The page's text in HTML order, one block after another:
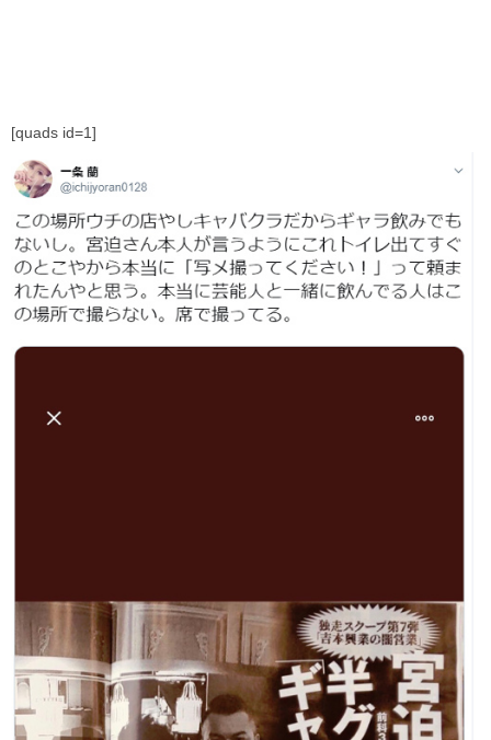
[quads id=1]